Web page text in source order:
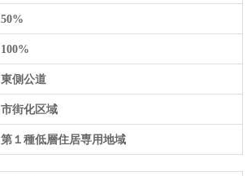
50%
100%
東側公道
市街化区域
第１種低層住居専用地域